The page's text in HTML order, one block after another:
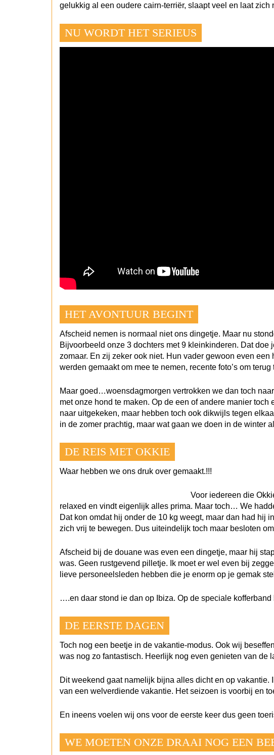
gelukkig al een oudere cairn-terriër, slaapt veel en laat zich
NU WORDT HET SERIEUS
HET AVONTUUR BEGINT
Afscheid nemen is normaal niet ons dingetje. Maar nu
Bijvoorbeeld onze 3 dochters met 9 kleinkinderen. Dat doe
zomaar. En zij zeker ook niet. Hun vader gewoon even
werden gemaakt om mee te nemen, recente foto’s om
Maar goed…woensdagmorgen vertrokken we dan toch
met onze hond te maken. Op de een of andere manier
naar uitgekeken, maar hebben toch ook dikwijls tegen
in de zomer prachtig, maar wat gaan we doen in de winter
DE REIS MET OKKIE
Waar hebben we ons druk over gemaakt.!!!
Voor iedereen die
relaxed en vindt eigenlijk alles prima. Maar toch… We
Dat kon omdat hij onder de 10 kg weegt, maar dan had hij
zich vrij te bewegen. Dus uiteindelijk toch maar besloten
Afscheid bij de douane was even een dingetje, maar hij
was. Geen rustgevend pilletje. Ik moet er wel even bij
lieve personeelsleden hebben die je enorm op je gemak
….en daar stond ie dan op Ibiza. Op de speciale
DE EERSTE DAGEN
Toch nog een beetje in de vakantie-modus. Ook wij
was nog zo fantastisch. Heerlijk nog even genieten van de
Dit weekend gaat namelijk bijna alles dicht en op vakantie.
van een welverdiende vakantie. Het seizoen is voorbij en
En ineens voelen wij ons voor de eerste keer dus geen
WE MOETEN ONZE DRAAI NOG EEN